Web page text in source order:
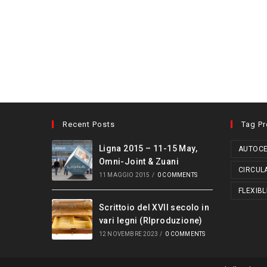
Recent Posts
Ligna 2015 – 11-15 May,
Omni-Joint & Zuani
11 MAGGIO 2015 / 0 COMMENTS
Scrittoio del XVII secolo in
vari legni (RIproduzione)
12 NOVEMBRE 2023 / 0 COMMENTS
Tag